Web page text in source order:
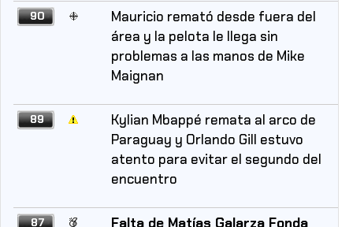
90
Mauricio remató desde fuera del
área y la pelota le llega sin
problemas a las manos de Mike
Maignan
89
Kylian Mbappé remata al arco de
Paraguay y Orlando Gill estuvo
atento para evitar el segundo del
encuentro
87 Falta de Matías Galarza Fonda